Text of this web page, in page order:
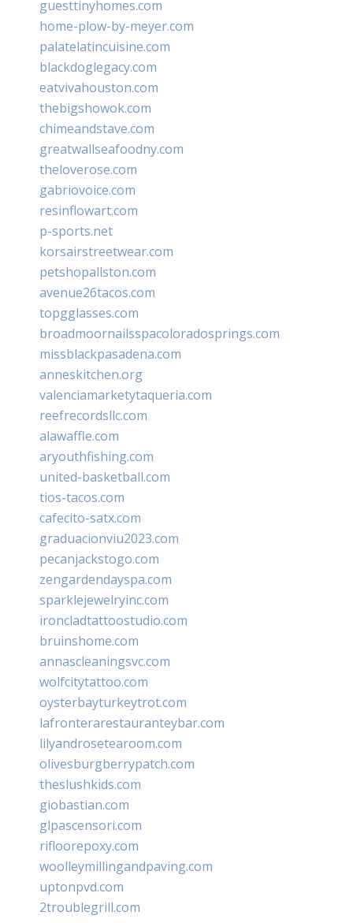
guesttinyhomes.com
home-plow-by-meyer.com
palatelatincuisine.com
blackdoglegacy.com
eatvivahouston.com
thebigshowok.com
chimeandstave.com
greatwallseafoodny.com
theloverose.com
gabriovoice.com
resinflowart.com
p-sports.net
korsairstreetwear.com
petshopallston.com
avenue26tacos.com
topgglasses.com
broadmoornailsspacoloradosprings.com
missblackpasadena.com
anneskitchen.org
valenciamarketytaqueria.com
reefrecordsllc.com
alawaffle.com
aryouthfishing.com
united-basketball.com
tios-tacos.com
cafecito-satx.com
graduacionviu2023.com
pecanjackstogo.com
zengardendayspa.com
sparklejewelryinc.com
ironcladtattoostudio.com
bruinshome.com
annascleaningsvc.com
wolfcitytattoo.com
oysterbayturkeytrot.com
lafronterarestauranteybar.com
lilyandrosetearoom.com
olivesburgberrypatch.com
theslushkids.com
giobastian.com
glpascensori.com
rifloorepoxy.com
woolleymillingandpaving.com
uptonpvd.com
2troublegrill.com